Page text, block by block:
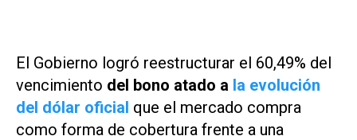
El Gobierno logró reestructurar el 60,49% del
vencimiento del bono atado a la evolución
del dólar oficial que el mercado compra
como forma de cobertura frente a una